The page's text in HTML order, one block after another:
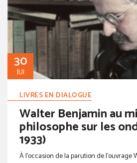
30
JUI
LIVRES EN DIALOGUE
Walter Benjamin au
philosophe sur les
1933)
À l’occasion de la parution de l’ouvrage